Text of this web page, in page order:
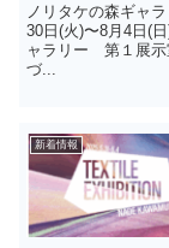
ノリタケの森ギャ
30日(火)〜8月4日(
ャラリー 第１展示
づ...
新着情報